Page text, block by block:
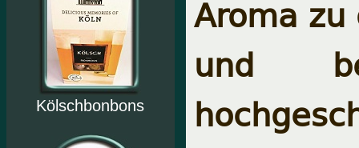
Kölschbonbons
Aroma
und